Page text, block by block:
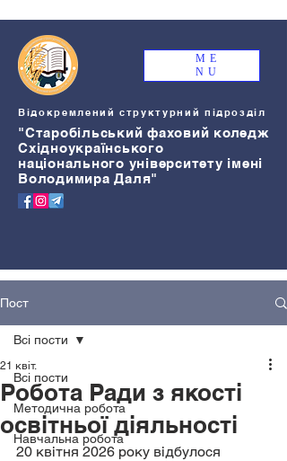
ME
NU
Відокремлений структурний підрозділ
"Старобільський фаховий коледж
Східноукраїнського
національного університету імені
Володимира Даля"
Пост
Всі пости
Методична робота
Навчальна робота
Всі пости
Робота Ради з якості
освітньої діяльності
21 квіт.
20 квітня 2026 року відбулося